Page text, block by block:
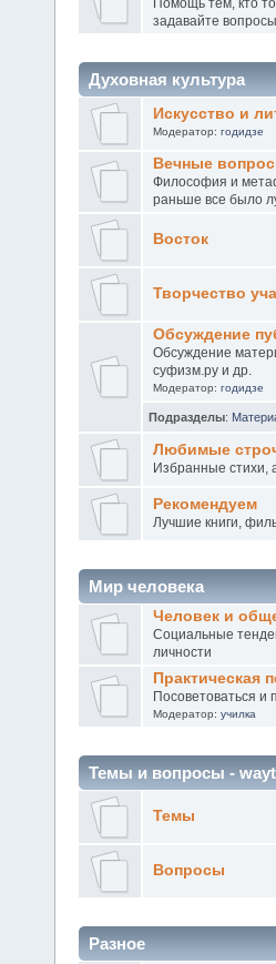
Помощь тем, кто
задавайте вопросы
Духовная культура
Искусство и
Модератор: годидзе
Вечные
Философия и
раньше все было
Восток
Творчество
Обсуждение
Обсуждение
суфизм.ру и др.
Модератор: годидзе
Подразделы:
Любимые
Избранные
Рекомендуем
Лучшие книги,
Мир человека
Человек и
Социальные
личности
Практическая
Посоветоваться и
Модератор: училка
Темы и вопросы -
Темы
Вопросы
Разное